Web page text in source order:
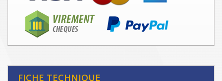
FICHE TECHNIQUE